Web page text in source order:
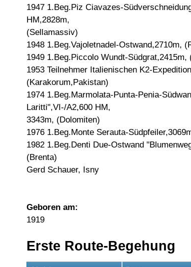
1947 1.Beg.Piz Ciavazes-
HM,2828m,
(Sellamassiv)
1948 1.Beg.Vajoletnadel-Ostwand,2710m,
1949 1.Beg.Piccolo Wundt-Südgrat,2415m,
1953 Teilnehmer Italienischen K2-
(Karakorum,Pakistan)
1974 1.Beg.Marmolata-Punta-Penia-
Laritti",VI-/A2,600 HM,
3343m, (Dolomiten)
1976 1.Beg.Monte Serauta-
1982 1.Beg.Denti Due-Ostwand
(Brenta)
Gerd Schauer, Isny
Geboren am:
1919
Erste Route-Begehung